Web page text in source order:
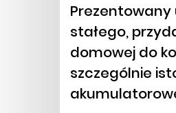
stałego,
domowej do
szczególnie